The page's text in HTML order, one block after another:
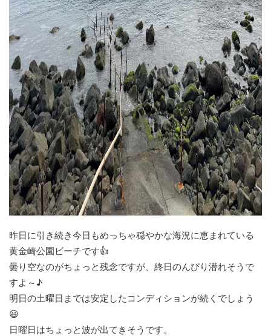
昨日に引き続き今日もめっちゃ穏やかな海況に恵まれている
黄金崎公園ビーチです👍
曇り空なのがちょっと残念ですが、終日のんびり潜れそうで
すよ～♪
明日の土曜日までは安定したコンディションが続くでしょう
😃
日曜日はちょっと波が出てきそうです。